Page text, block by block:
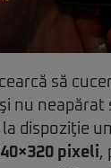
să
nu
dispoziţie un
pixeli,